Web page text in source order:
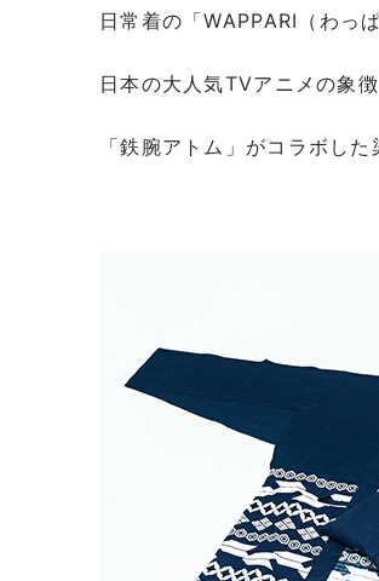
日常着の「WAPPARI（わっ
日本の大人気TVアニメの象徴
「鉄腕アトム」がコラボした